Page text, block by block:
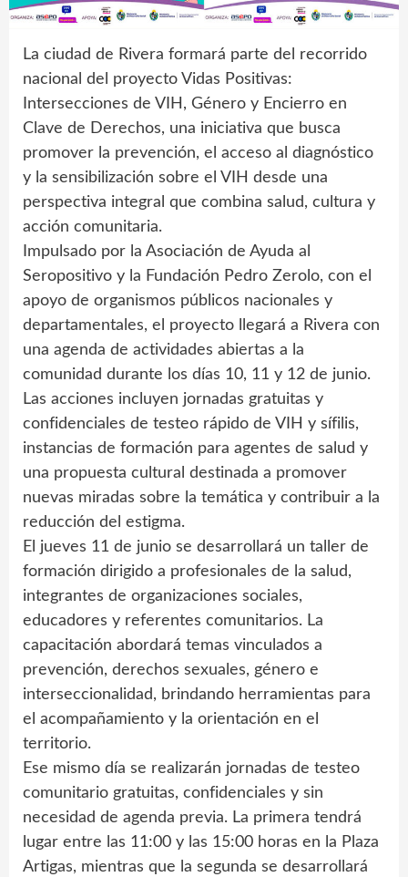
La ciudad de Rivera formará parte del recorrido
nacional del proyecto Vidas Positivas:
Intersecciones de VIH, Género y Encierro en
Clave de Derechos, una iniciativa que busca
promover la prevención, el acceso al diagnóstico
y la sensibilización sobre el VIH desde una
perspectiva integral que combina salud, cultura y
acción comunitaria.
Impulsado por la Asociación de Ayuda al
Seropositivo y la Fundación Pedro Zerolo, con el
apoyo de organismos públicos nacionales y
departamentales, el proyecto llegará a Rivera con
una agenda de actividades abiertas a la
comunidad durante los días 10, 11 y 12 de junio.
Las acciones incluyen jornadas gratuitas y
confidenciales de testeo rápido de VIH y sífilis,
instancias de formación para agentes de salud y
una propuesta cultural destinada a promover
nuevas miradas sobre la temática y contribuir a la
reducción del estigma.
El jueves 11 de junio se desarrollará un taller de
formación dirigido a profesionales de la salud,
integrantes de organizaciones sociales,
educadores y referentes comunitarios. La
capacitación abordará temas vinculados a
prevención, derechos sexuales, género e
interseccionalidad, brindando herramientas para
el acompañamiento y la orientación en el
territorio.
Ese mismo día se realizarán jornadas de testeo
comunitario gratuitas, confidenciales y sin
necesidad de agenda previa. La primera tendrá
lugar entre las 11:00 y las 15:00 horas en la Plaza
Artigas, mientras que la segunda se desarrollará